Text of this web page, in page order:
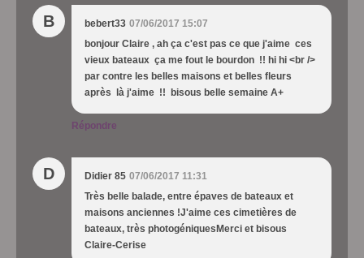
B bebert33 07/06/2017 15:07
bonjour Claire , ah ça c'est pas ce que j'aime ces
vieux bateaux ça me fout le bourdon !! hi hi <br />
par contre les belles maisons et belles fleurs
après là j'aime !! bisous belle semaine A+
Répondre
D Didier 85 07/06/2017 11:31
Très belle balade, entre épaves de bateaux et
maisons anciennes !J'aime ces cimetières de
bateaux, très photogéniquesMerci et bisous
Claire-Cerise